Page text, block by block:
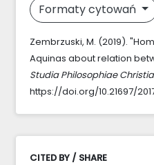
Formaty cytowań
Zembrzuski, M. (2019).
Aquinas about relation
Studia Philosophiae
https://doi.org/10.21697/
CITED BY / SHARE